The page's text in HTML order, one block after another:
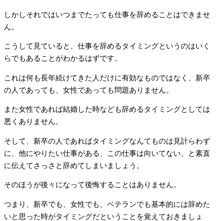
しかしそれではいつまでたっても仕事を辞めることはできませ
ん。
こうして見ていると、仕事を辞めるタイミングというのはいく
らでもあることがわかるはずです。
これは何も長年続けてきた人だけに有効なものではなく、新卒
の人であっても、女性であっても問題ありません。
また女性であれば結婚した時なども辞めるタイミングとしては
悪くありません。
そして、新卒の人であればタイミングなんてものは見計らわず
に、他にやりたい仕事がある、この仕事は向いてない、と素直
に伝えてさっさと辞めてしまいましょう。
そのほうが後々になって後悔することはありません。
つまり、新卒でも、女性でも、ベテランでも基本的には辞めた
いと思った時がタイミングだということを覚えておきましょ